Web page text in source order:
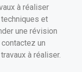
à réaliser
et
une révision
un
à réaliser.